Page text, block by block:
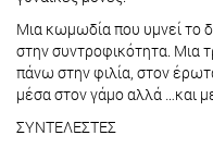
Μια κωμωδία που υμνεί το
στην συντροφικότητα. Μια
πάνω στην φιλία, στον
μέσα στον γάμο αλλά …και
ΣΥΝΤΕΛΕΣΤΕΣ